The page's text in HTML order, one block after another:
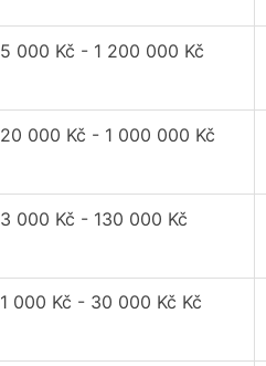
5 000 Kč - 1 200 000 Kč
20 000 Kč - 1 000 000 Kč
3 000 Kč - 130 000 Kč
1 000 Kč - 30 000 Kč Kč